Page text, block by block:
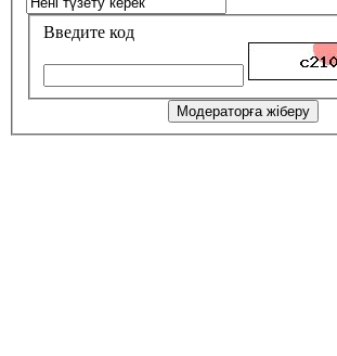
Введите код
Модераторға жіберу